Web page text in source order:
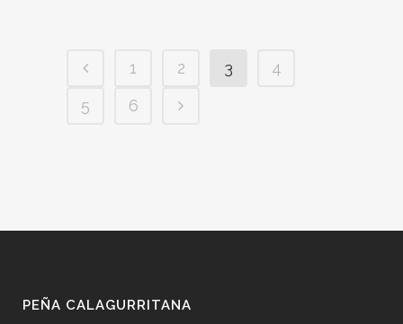
1 2 3
4
5
6
PEÑA CALAGURRITANA